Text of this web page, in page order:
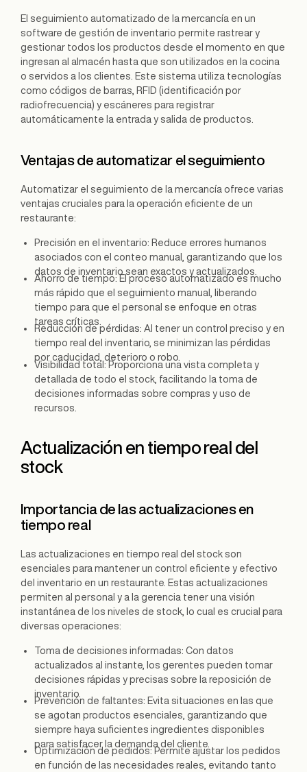
El seguimiento automatizado de la mercancía en un
software de gestión de inventario permite rastrear y
gestionar todos los productos desde el momento en que
ingresan al almacén hasta que son utilizados en la cocina
o servidos a los clientes. Este sistema utiliza tecnologías
como códigos de barras, RFID (identificación por
radiofrecuencia) y escáneres para registrar
automáticamente la entrada y salida de productos.
Ventajas de automatizar el seguimiento
Automatizar el seguimiento de la mercancía ofrece varias
ventajas cruciales para la operación eficiente de un
restaurante:
Precisión en el inventario: Reduce errores humanos
asociados con el conteo manual, garantizando que los
datos de inventario sean exactos y actualizados.
Ahorro de tiempo: El proceso automatizado es mucho
más rápido que el seguimiento manual, liberando
tiempo para que el personal se enfoque en otras
tareas críticas.
Reducción de pérdidas: Al tener un control preciso y en
tiempo real del inventario, se minimizan las pérdidas
por caducidad, deterioro o robo.
Visibilidad total: Proporciona una vista completa y
detallada de todo el stock, facilitando la toma de
decisiones informadas sobre compras y uso de
recursos.
Actualización en tiempo real del
stock
Importancia de las actualizaciones en
tiempo real
Las actualizaciones en tiempo real del stock son
esenciales para mantener un control eficiente y efectivo
del inventario en un restaurante. Estas actualizaciones
permiten al personal y a la gerencia tener una visión
instantánea de los niveles de stock, lo cual es crucial para
diversas operaciones:
Toma de decisiones informadas: Con datos
actualizados al instante, los gerentes pueden tomar
decisiones rápidas y precisas sobre la reposición de
inventario.
Prevención de faltantes: Evita situaciones en las que
se agotan productos esenciales, garantizando que
siempre haya suficientes ingredientes disponibles
para satisfacer la demanda del cliente.
Optimización de pedidos: Permite ajustar los pedidos
en función de las necesidades reales, evitando tanto